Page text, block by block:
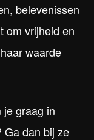
belevenissen
om vrijheid en
waarde
je graag in
Ga dan bij ze